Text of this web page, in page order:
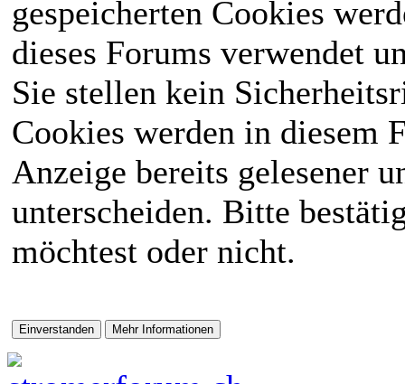
gespeicherten Cookies
dieses Forums verwendet
Sie stellen kein
Cookies werden in diesem
Anzeige bereits gelesener
unterscheiden. Bitte
möchtest oder nicht.